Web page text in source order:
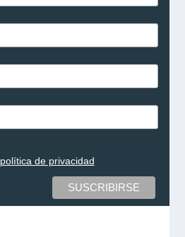
política de privacidad